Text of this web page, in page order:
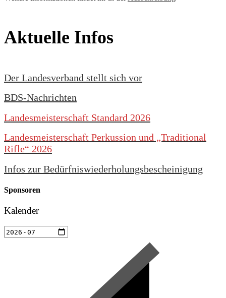
Aktuelle Infos
Der Landesverband stellt sich vor
BDS-Nachrichten
Landesmeisterschaft Standard 2026
Landesmeisterschaft Perkussion und „Traditional
Rifle“ 2026
Infos zur Bedürfniswiederholungsbescheinigung
Sponsoren
Kalender